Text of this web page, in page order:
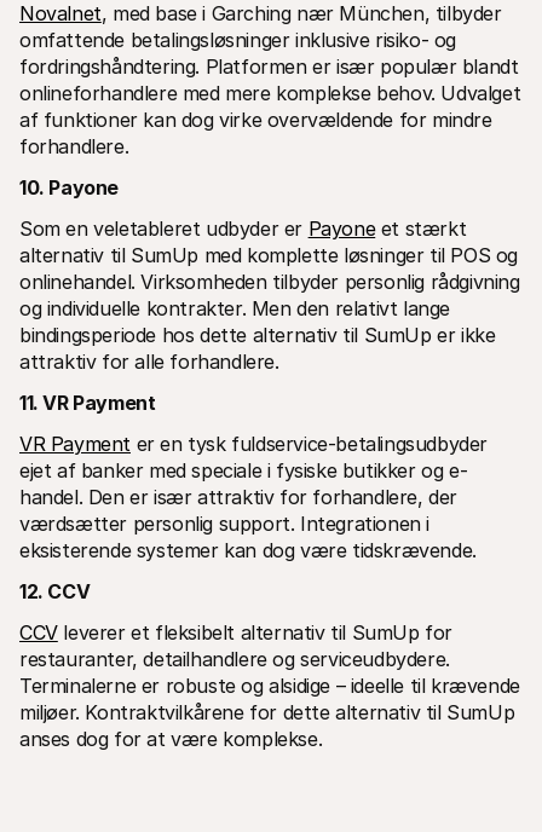
Novalnet, med base i Garching nær München, tilbyder
omfattende betalingsløsninger inklusive risiko- og
fordringshåndtering. Platformen er især populær blandt
onlineforhandlere med mere komplekse behov. Udvalget
af funktioner kan dog virke overvældende for mindre
forhandlere.
10. Payone
Som en veletableret udbyder er Payone et stærkt
alternativ til SumUp med komplette løsninger til POS og
onlinehandel. Virksomheden tilbyder personlig rådgivning
og individuelle kontrakter. Men den relativt lange
bindingsperiode hos dette alternativ til SumUp er ikke
attraktiv for alle forhandlere.
11. VR Payment
VR Payment er en tysk fuldservice-betalingsudbyder
ejet af banker med speciale i fysiske butikker og e-
handel. Den er især attraktiv for forhandlere, der
værdsætter personlig support. Integrationen i
eksisterende systemer kan dog være tidskrævende.
12. CCV
CCV leverer et fleksibelt alternativ til SumUp for
restauranter, detailhandlere og serviceudbydere.
Terminalerne er robuste og alsidige – ideelle til krævende
miljøer. Kontraktvilkårene for dette alternativ til SumUp
anses dog for at være komplekse.